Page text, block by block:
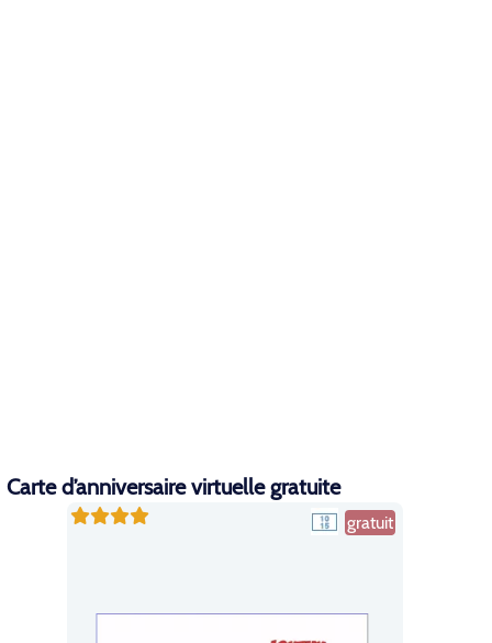
Carte d’anniversaire virtuelle gratuite
gratuit